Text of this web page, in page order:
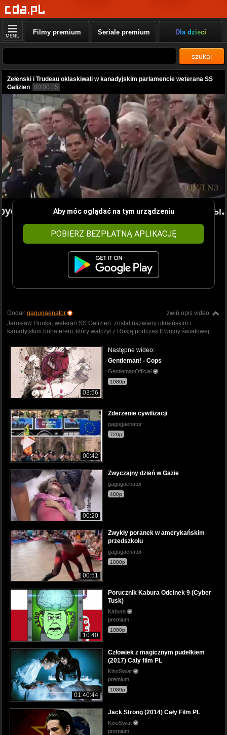
MENU Filmy premium Seriale premium Dla dzieci
szukaj
Zełenski i Trudeau oklaskiwali w kanadyjskim parlamencie weterana SS
Galizien 00:00:15
Aby móc oglądać na tym urządzeniu
POBIERZ BEZPŁATNĄ APLIKACJĘ
zwiń opis video
Dodał: gagugaenator
Jarosław Hunka, weteran SS Galizien, został nazwany ukraińskim i
kanadyjskim bohaterem, który walczył z Rosją podczas II wojny światowej.
03:56
Następne wideo:
Gentleman! - Cops
GentlemanOfficial
1080p
00:42
Zderzenie cywilizacji
gagugaenator
720p
00:20
Zwyczajny dzień w Gazie
gagugaenator
480p
00:51
Zwykły poranek w amerykańskim
przedszkolu
gagugaenator
1080p
10:40
Porucznik Kabura Odcinek 9 (Cyber
Tusk)
Kabura
premium
1080p
01:40:44
Człowiek z magicznym pudełkiem
(2017) Cały film PL
KinoSwiat
premium
1080p
Jack Strong (2014) Cały Film PL
KinoSwiat
premium